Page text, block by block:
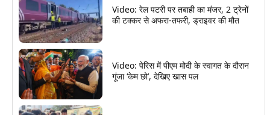
Video: रेल पटरी पर तबाही का मंजर, 2 ट्रेनों
की टक्कर से अफरा-तफरी, ड्राइवर की मौत
Video: पेरिस में पीएम मोदी के स्वागत के दौरान
गूंजा ‘केम छो’, देखिए खास पल